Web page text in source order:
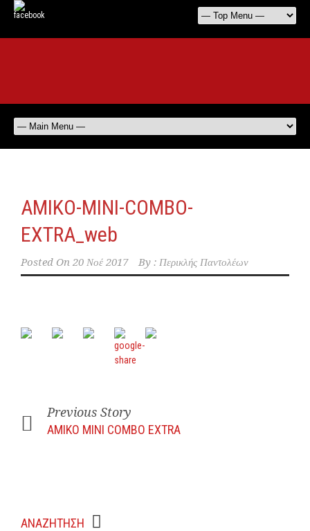
AMIKO-MINI-COMBO-
EXTRA_web
Posted On 20 Νοέ 2017 By : Περικλής Παντολέων
Previous Story
AMIKO MINI COMBO EXTRA
ΑΝΑΖΗΤΗΣΗ